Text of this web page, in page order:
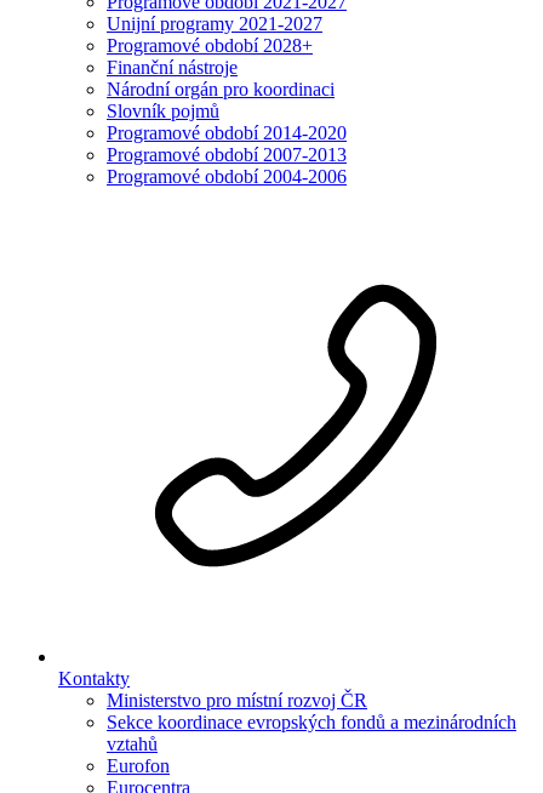
Unijní programy 2021-2027
Programové období 2028+
Finanční nástroje
Národní orgán pro koordinaci
Slovník pojmů
Programové období 2014-2020
Programové období 2007-2013
Programové období 2004-2006
Kontakty
Ministerstvo pro místní rozvoj ČR
Sekce koordinace evropských fondů a mezinárodních
vztahů
Eurofon
Eurocentra